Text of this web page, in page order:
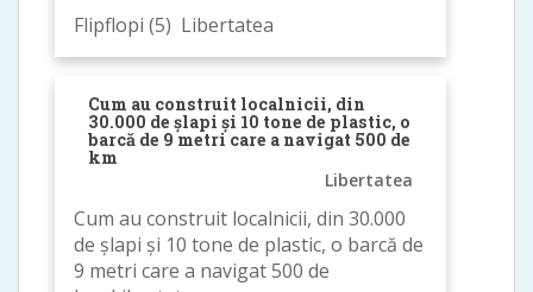
Flipflopi (5) Libertatea
Cum au construit localnicii, din
30.000 de șlapi și 10 tone de plastic, o
barcă de 9 metri care a navigat 500 de
km
Libertatea
Cum au construit localnicii, din 30.000
de șlapi și 10 tone de plastic, o barcă de
9 metri care a navigat 500 de